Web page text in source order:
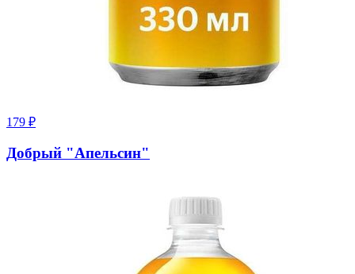
179 ₽
Добрый "Апельсин"